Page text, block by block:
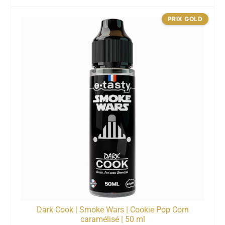
Dark Cook | Smoke Wars | Cookie Pop Corn
caramélisé | 50 ml
PRIX GOLD